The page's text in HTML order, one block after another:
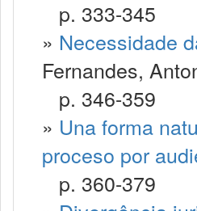
p. 333-345
» Necessidade
Fernandes,
p. 346-359
» Una forma
proceso por
p. 360-379